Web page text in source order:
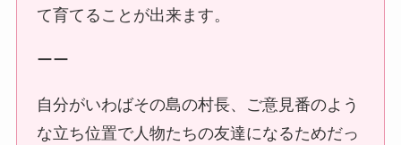
て育てることが出来ます。
ーー
自分がいわばその島の村長、ご意見番のよう
な立ち位置で人物たちの友達になるためだっ